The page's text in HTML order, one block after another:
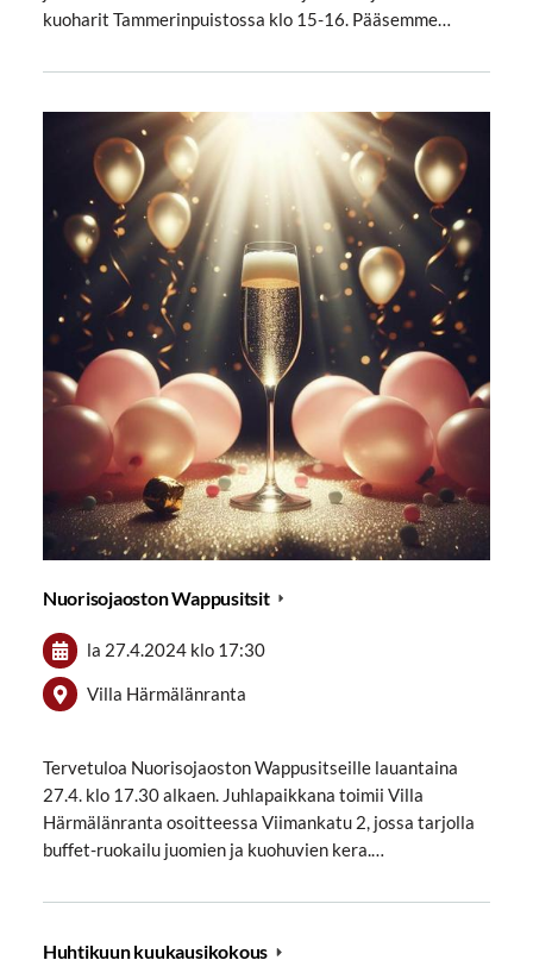
kuoharit Tammerinpuistossa klo 15-16. Pääsemme…
Nuorisojaoston Wappusitsit
la 27.4.2024 klo 17:30
Villa Härmälänranta
Tervetuloa Nuorisojaoston Wappusitseille lauantaina
27.4. klo 17.30 alkaen. Juhlapaikkana toimii Villa
Härmälänranta osoitteessa Viimankatu 2, jossa tarjolla
buffet-ruokailu juomien ja kuohuvien kera.…
Huhtikuun kuukausikokous